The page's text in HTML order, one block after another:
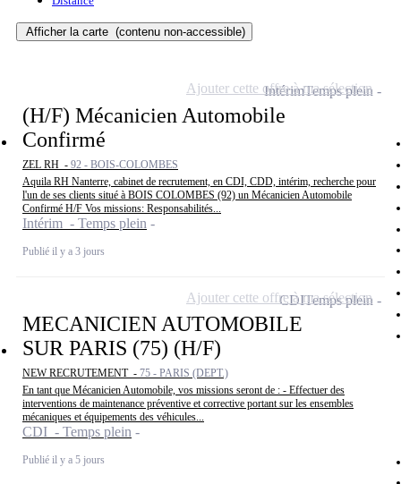
Afficher la carte (contenu non-accessible)
(H/F) Mécanicien Automobile
Confirmé
ZEL RH - 92 - BOIS-COLOMBES
Aquila RH Nanterre, cabinet de recrutement, en CDI, CDD, intérim, recherche pour
l'un de ses clients situé à BOIS COLOMBES (92) un Mécanicien Automobile
Confirmé H/F Vos missions: Responsabilités...
Intérim - Temps plein
Publié il y a 3 jours
IntérimTemps plein
Ajouter cette offre à ma sélection
MECANICIEN AUTOMOBILE
SUR PARIS (75) (H/F)
NEW RECRUTEMENT - 75 - PARIS (DEPT.)
En tant que Mécanicien Automobile, vos missions seront de : - Effectuer des
interventions de maintenance préventive et corrective portant sur les ensembles
mécaniques et équipements des véhicules...
CDI - Temps plein
Publié il y a 5 jours
CDITemps plein
Ajouter cette offre à ma sélection